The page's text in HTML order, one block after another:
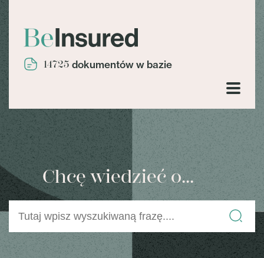
14725 dokumentów w bazie
Chcę wiedzieć o...